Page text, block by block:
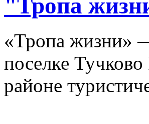
"Тропа
«Тропа жизни»
поселке
районе